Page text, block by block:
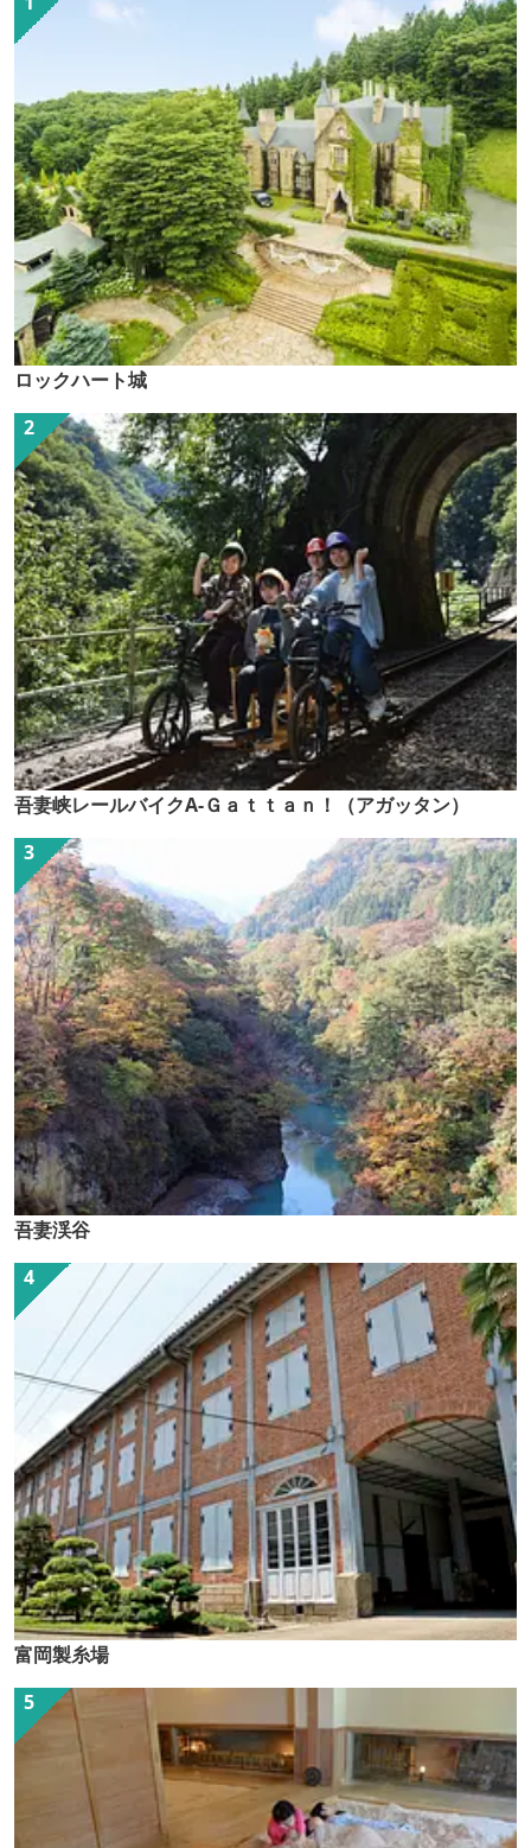
ロックハート城
吾妻峡レールバイクA-Ｇａｔｔａｎ！（アガッタン）
吾妻渓谷
富岡製糸場